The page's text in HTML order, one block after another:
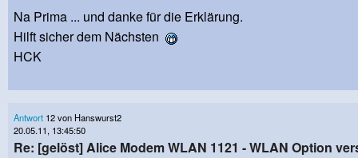
Na Prima ... und danke für die Erklärung.
Hilft sicher dem Nächsten
HCK
Antwort 12 von Hanswurst2
20.05.11, 13:45:50
Re: [gelöst] Alice Modem WLAN 1121 - WLAN Option